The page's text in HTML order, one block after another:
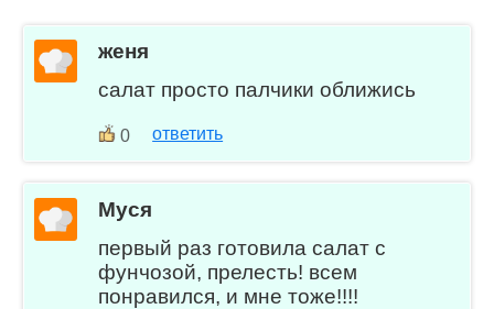
женя
салат просто палчики оближись
0 ответить
Муся
первый раз готовила салат с
фунчозой, прелесть! всем
понравился, и мне тоже!!!!